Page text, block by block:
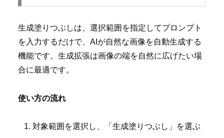
生成塗りつぶしは、選択範囲を指定してプロンプト
を入力するだけで、AIが自然な画像を自動生成する
機能です。生成拡張は画像の端を自然に広げたい場
合に最適です。
使い方の流れ
対象範囲を選択し、「生成塗りつぶし」を選ぶ